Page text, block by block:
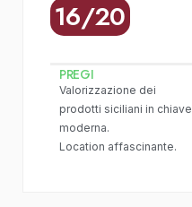
16/20
PREGI
Valorizzazione dei
prodotti siciliani in chiave
moderna.
Location affascinante.